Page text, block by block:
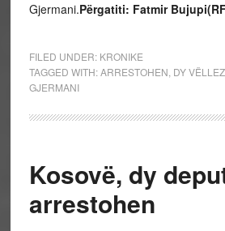
Gjermani.Përgatiti: Fatmir
FILED UNDER: KRONIKE
TAGGED WITH:ARRESTOHEN DY
GJERMANI
Kosovë, dy
arrestohen